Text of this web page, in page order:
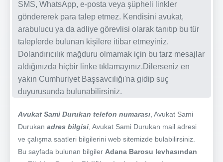
SMS, WhatsApp, e-posta veya şüpheli linkler
göndererek para talep etmez. Kendisini avukat,
arabulucu ya da adliye görevlisi olarak tanıtıp bu tür
taleplerde bulunan kişilere itibar etmeyiniz.
Dolandırıcılık mağduru olmamak için bu tarz mesajlar
aldığınızda hiçbir linke tıklamayınız.Dilerseniz en
yakın Cumhuriyet Başsavcılığı'na gidip suç
duyurusunda bulunabilirsiniz.
Avukat Sami Durukan telefon numarası , Avukat Sami
Durukan adres bilgisi , Avukat Sami Durukan mail adresi
ve çalışma saatleri bilgilerini web sitemizde bulabilirsiniz.
Bu sayfada bulunan bilgiler Adana Barosu levhasından